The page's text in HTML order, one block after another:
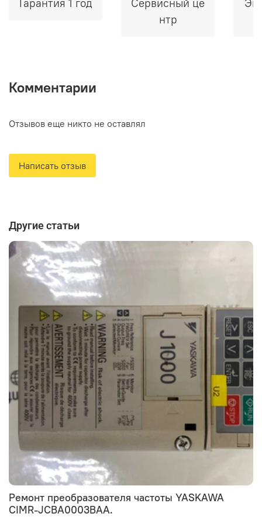
Гарантия 1 год
Сервисный це
нтр
Комментарии
Отзывов еще никто не оставлял
Написать отзыв
Другие статьи
Ремонт преобразователя частоты YASKAWA
CIMR-JCBA0003BAA.